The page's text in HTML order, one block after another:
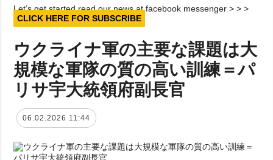
Let’s get started read our news at facebook messenger > > >
CLICK HERE FOR SUBSCRIBE
ウクライナ軍の主要な課題は大
規模な軍隊の質の高い訓練＝パ
リサ宇大統領府副長官
06.02.2026 11:44